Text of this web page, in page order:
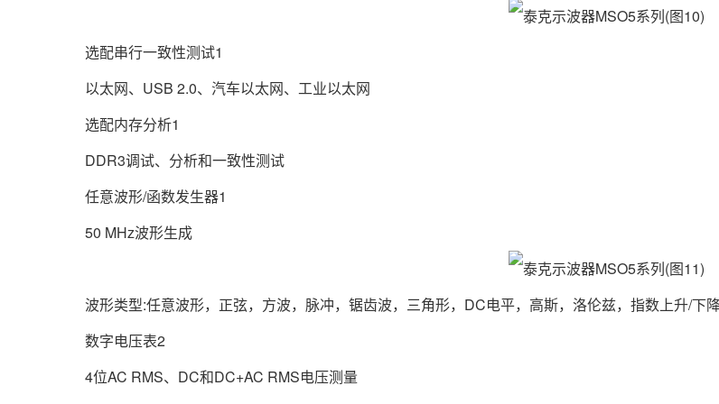
选配串行一致性测试1
以太网、USB 2.0、汽车以太网、工业以太网
选配内存分析1
DDR3调试、分析和一致性测试
任意波形/函数发生器1
50 MHz波形生成
波形类型:任意波形，正弦，方波，脉冲，锯齿波，三角形，DC电平，高斯，洛伦兹，指数上升/下
数字电压表2
4位AC RMS、DC和DC+AC RMS电压测量